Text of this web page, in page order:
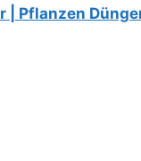
| Pflanzen